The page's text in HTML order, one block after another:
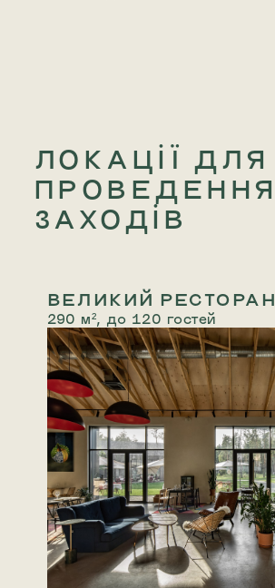
ЛОКАЦІЇ ДЛЯ
ПРОВЕДЕННЯ
ЗАХОДІВ
ВЕЛИКИЙ РЕСТОРАН
290 м², до 120 гостей